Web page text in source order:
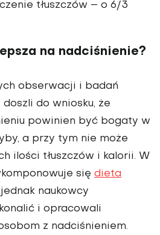
tłuszczów – o 6/3
na nadciśnienie?
obserwa­cji i badań
do wniosku, że
powinien być bogaty w
a przy tym nie może
ilości tłuszczów i kalorii. W
się dieta
jednak naukowcy
i opracowali
z nadciśnieniem.